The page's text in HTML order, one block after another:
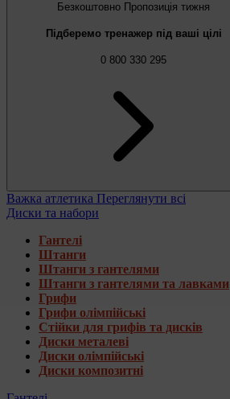
Безкоштовно Пропозиція тижня
Підберемо тренажер під ваші цілі
0 800 330 295
Важка атлетика Переглянути всі
Диски та набори
Гантелі
Штанги
Штанги з гантелями
Штанги з гантелями та лавками
Грифи
Грифи олімпійські
Стійки для грифів та дисків
Диски металеві
Диски олімпійські
Диски композитні